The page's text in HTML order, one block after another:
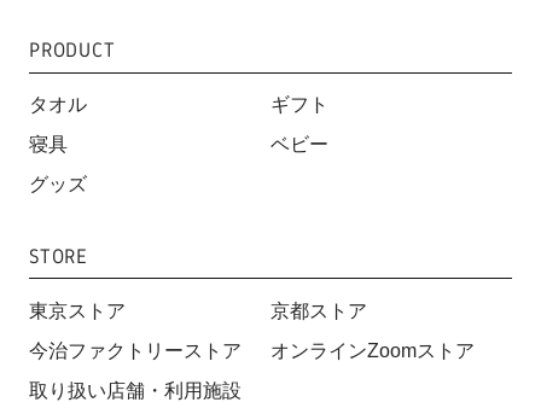
PRODUCT
タオル
ギフト
寝具
ベビー
グッズ
STORE
東京ストア
京都ストア
今治ファクトリーストア
オンラインZoomストア
取り扱い店舗・利用施設